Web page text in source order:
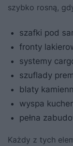
szybko rosną,
szafki pod
fronty
systemy
szuflady
blaty
wyspa
pełna
Każdy z tych